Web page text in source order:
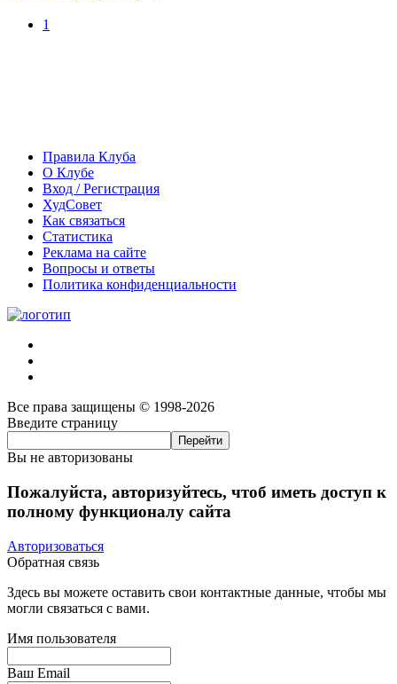
1
Правила Клуба
О Клубе
Вход / Регистрация
ХудСовет
Как связаться
Статистика
Реклама на сайте
Вопросы и ответы
Политика конфиденциальности
Все права защищены © 1998-2026
Введите страницу
Вы не авторизованы
Пожалуйста, авторизуйтесь, чтоб иметь доступ к
полному функционалу сайта
Авторизоваться
Обратная связь
Здесь вы можете оставить свои контактные данные, чтобы мы
могли связаться с вами.
Имя пользователя
Ваш Email